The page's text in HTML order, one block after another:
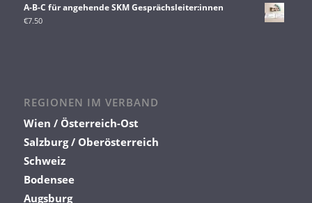
A-B-C für angehende SKM Gesprächsleiter:innen
€7.50
REGIONEN IM VERBAND
Wien / Österreich-Ost
Salzburg / Oberösterreich
Schweiz
Bodensee
Augsburg